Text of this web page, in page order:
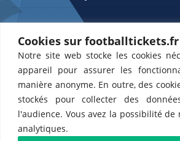
Cookies sur footballtickets.fr
Notre site web stocke les cookies
appareil pour assurer les
manière anonyme. En outre, des
stockés pour collecter des
l'audience. Vous avez la possibilité de
analytiques.
ETTS 365 SL, Rambla de Catalunya 38, 8, 1,
Partenaires de l'US Changé 53 💙et de l'US